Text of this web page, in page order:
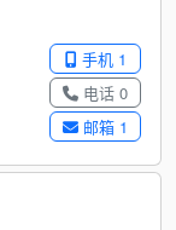
手机 1
电话 0
邮箱 1